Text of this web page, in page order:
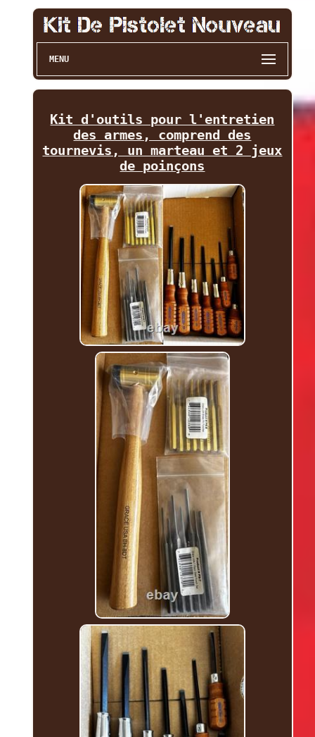
MENU
Kit d'outils pour l'entretien
des armes, comprend des
tournevis, un marteau et 2 jeux
de poinçons